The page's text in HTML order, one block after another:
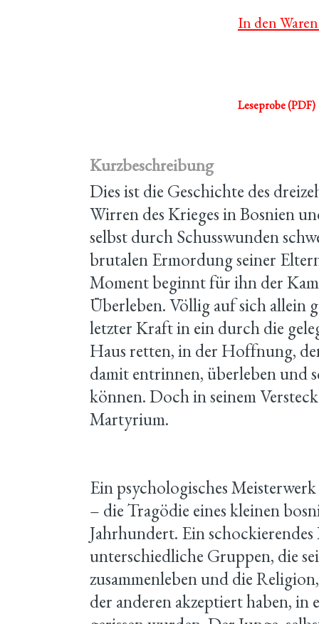
In den
Leseprobe (PDF)
Kurzbeschreibung
Dies ist die Geschichte des
Wirren des Krieges in Bosnien
selbst durch Schusswunden
brutalen Ermordung seiner
Moment beginnt für ihn der
Überleben. Völlig auf sich allein
letzter Kraft in ein durch die
Haus retten, in der Hoffnung,
damit entrinnen, überleben und
können. Doch in seinem
Martyrium.
Ein psychologisches
– die Tragödie eines kleinen
Jahrhundert. Ein
unterschiedliche Gruppen, die
zusammenleben und die
der anderen akzeptiert haben,